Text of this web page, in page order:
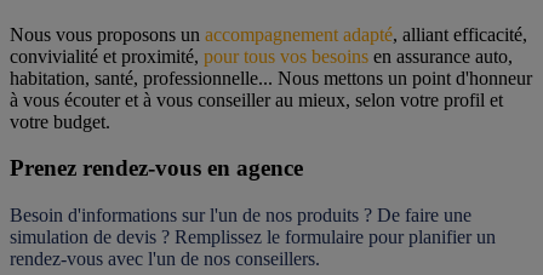
Nous vous proposons un accompagnement adapté, alliant efficacité,
convivialité et proximité, pour tous vos besoins en assurance auto,
habitation, santé, professionnelle... Nous mettons un point d'honneur
à vous écouter et à vous conseiller au mieux, selon votre profil et
votre budget.
Prenez rendez-vous en agence
Besoin d'informations sur l'un de nos produits ? De faire une
simulation de devis ? Remplissez le formulaire pour planifier un
rendez-vous avec l'un de nos conseillers.